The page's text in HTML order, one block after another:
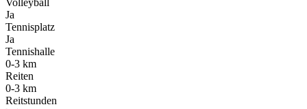
Ja
Tennisplatz
Ja
Tennishalle
0-3 km
Reiten
0-3 km
Reitstunden